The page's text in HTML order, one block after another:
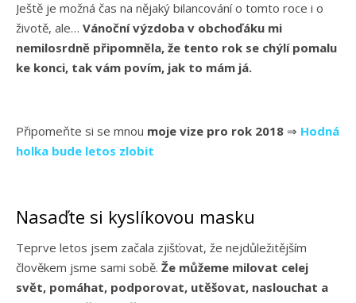
Ještě je možná čas na nějaký bilancování o tomto roce i o
životě, ale… Vánoční výzdoba v obchoďáku mi
nemilosrdně připomněla, že tento rok se chýlí pomalu
ke konci, tak vám povím, jak to mám já.
Připomeňte si se mnou moje vize pro rok 2018 ⇒ Hodná
holka bude letos zlobit
Nasaďte si kyslíkovou masku
Teprve letos jsem začala zjišťovat, že nejdůležitějším
člověkem jsme sami sobě. Že můžeme milovat celej
svět, pomáhat, podporovat, utěšovat, naslouchat a